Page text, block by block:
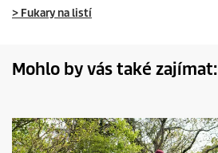
> Fukary na listí
Mohlo by vás také zajímat: